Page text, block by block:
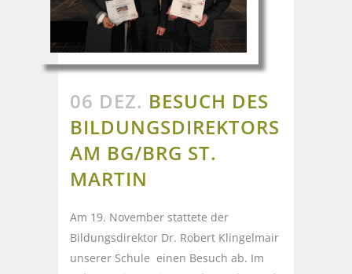
06 DEZ. BESUCH DES
BILDUNGSDIREKTORS
AM BG/BRG ST.
MARTIN
Am 19. November stattete der
Bildungsdirektor Dr. Robert Klingelmair
unserer Schule einen Besuch ab. Im